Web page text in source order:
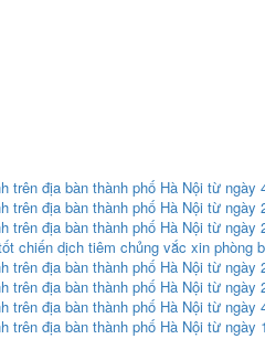
trên địa bàn thành phố Hà Nội từ ngày
trên địa bàn thành phố Hà Nội từ ngày
trên địa bàn thành phố Hà Nội từ ngày
chiến dịch tiêm chủng vắc xin phòng
trên địa bàn thành phố Hà Nội từ ngày
trên địa bàn thành phố Hà Nội từ ngày
trên địa bàn thành phố Hà Nội từ ngày
trên địa bàn thành phố Hà Nội từ ngày